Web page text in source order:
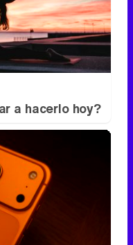
a hacerlo hoy?